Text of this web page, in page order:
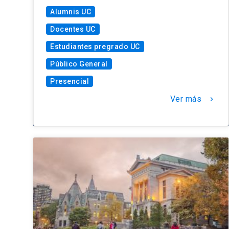
Alumnis UC
Docentes UC
Estudiantes pregrado UC
Público General
Presencial
Ver más chevron_right